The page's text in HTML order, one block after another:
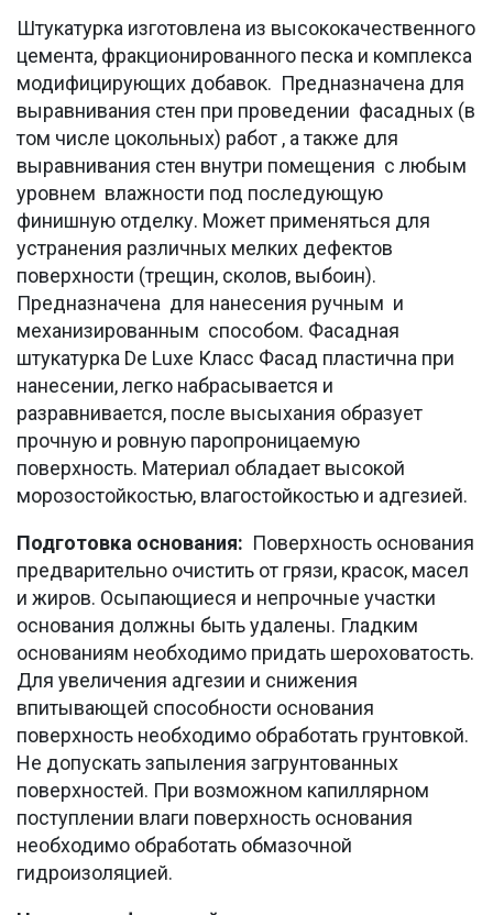
Штукатурка изготовлена из высококачественного
цемента, фракционированного песка и комплекса
модифицирующих добавок. Предназначена для
выравнивания стен при проведении фасадных (в
том числе цокольных) работ , а также для
выравнивания стен внутри помещения с любым
уровнем влажности под последующую
финишную отделку. Может применяться для
устранения различных мелких дефектов
поверхности (трещин, сколов, выбоин).
Предназначена для нанесения ручным и
механизированным способом. Фасадная
штукатурка De Luxe Класс Фасад пластична при
нанесении, легко набрасывается и
разравнивается, после высыхания образует
прочную и ровную паропроницаемую
поверхность. Материал обладает высокой
морозостойкостью, влагостойкостью и адгезией.
Подготовка основания: Поверхность основания
предварительно очистить от грязи, красок, масел
и жиров. Осыпающиеся и непрочные участки
основания должны быть удалены. Гладким
основаниям необходимо придать шероховатость.
Для увеличения адгезии и снижения
впитывающей способности основания
поверхность необходимо обработать грунтовкой.
Не допускать запыления загрунтованных
поверхностей. При возможном капиллярном
поступлении влаги поверхность основания
необходимо обработать обмазочной
гидроизоляцией.